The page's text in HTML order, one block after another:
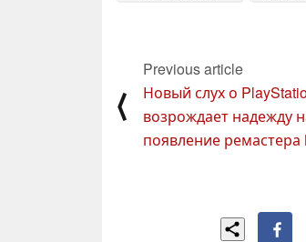
⟨
Previous article
Новый слух о
возрождает надежду
появление ремастера